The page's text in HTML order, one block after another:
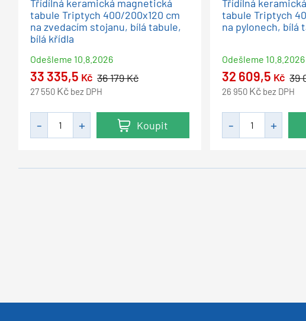
Třídílná keramická magnetická
tabule Triptych 400/200x120 cm
na zvedacím stojanu, bílá tabule,
bílá křídla
Odešleme 10.8.2026
33 335,5 Kč 36 179Kč
27 550 Kč bez DPH
Koupit
Třídílná
tabule Triptych
na pylonech, bílá
Odešleme 10.8.2026
32 609,5 Kč 39
26 950 Kč bez DPH